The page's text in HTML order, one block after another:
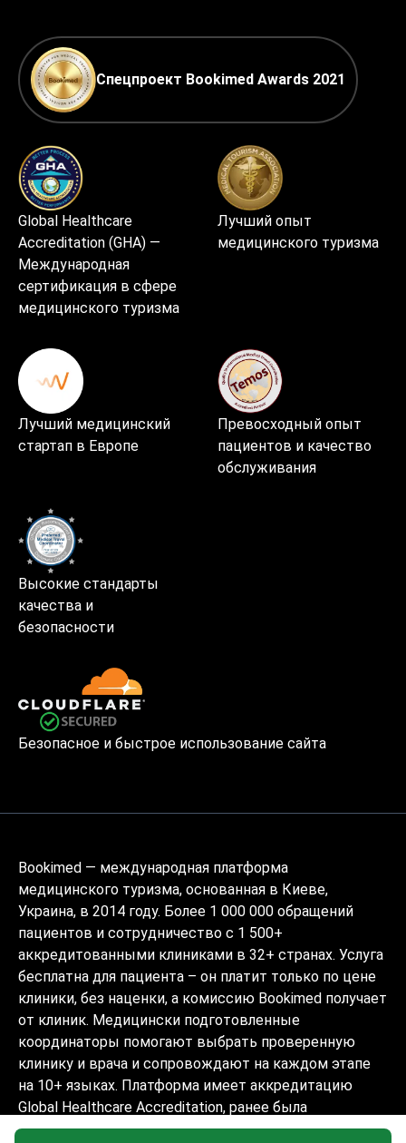
Спецпроект Bookimed Awards 2021
Global Healthcare
Accreditation (GHA) —
Международная
сертификация в сфере
медицинского туризма
Лучший опыт
медицинского туризма
Лучший медицинский
стартап в Европе
Превосходный опыт
пациентов и качество
обслуживания
Высокие стандарты
качества и
безопасности
Безопасное и быстрое использование сайта
Bookimed — международная платформа
медицинского туризма, основанная в Киеве,
Украина, в 2014 году. Более 1 000 000 обращений
пациентов и сотрудничество с 1 500+
аккредитованными клиниками в 32+ странах. Услуга
бесплатна для пациента – он платит только по цене
клиники, без наценки, а комиссию Bookimed получает
от клиник. Медицински подготовленные
координаторы помогают выбрать проверенную
клинику и врача и сопровождают на каждом этапе
на 10+ языках. Платформа имеет аккредитацию
Global Healthcare Accreditation, ранее была
сертифицирована Temos (2024–2025). Рейтинг 4.6 на